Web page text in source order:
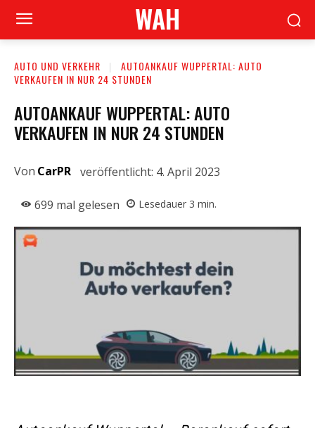
WAH
AUTO UND VERKEHR
AUTOANKAUF WUPPERTAL: AUTO
VERKAUFEN IN NUR 24 STUNDEN
AUTOANKAUF WUPPERTAL: AUTO
VERKAUFEN IN NUR 24 STUNDEN
Von CarPR veröffentlicht: 4. April 2023
699 mal gelesen Lesedauer 3 min.